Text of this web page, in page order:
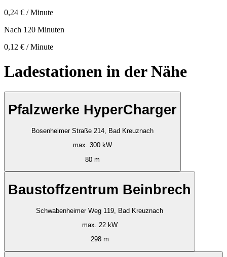
0,24 € / Minute
Nach 120 Minuten
0,12 € / Minute
Ladestationen in der Nähe
Pfalzwerke HyperCharger
Bosenheimer Straße 214, Bad Kreuznach
max. 300 kW
80 m
Baustoffzentrum Beinbrech
Schwabenheimer Weg 119, Bad Kreuznach
max. 22 kW
298 m